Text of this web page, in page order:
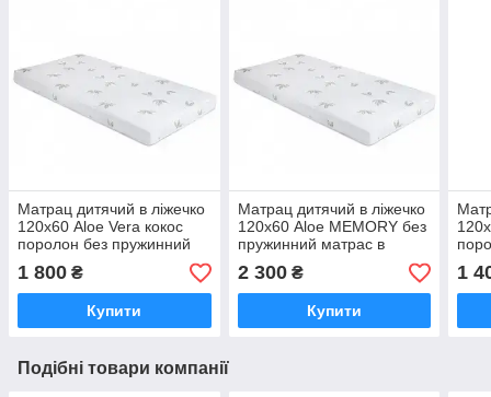
Матрац дитячий в ліжечко
120х60 Aloe Vera кокос
поролон без пружинний
ортопедичний 12см
1 800 ₴
Купити
Матрац дитячий в ліжечко
120х60 Aloe MEMORY без
пружинний матрас в
8см
2 300₴
Купити
1
Подібні товари компанії